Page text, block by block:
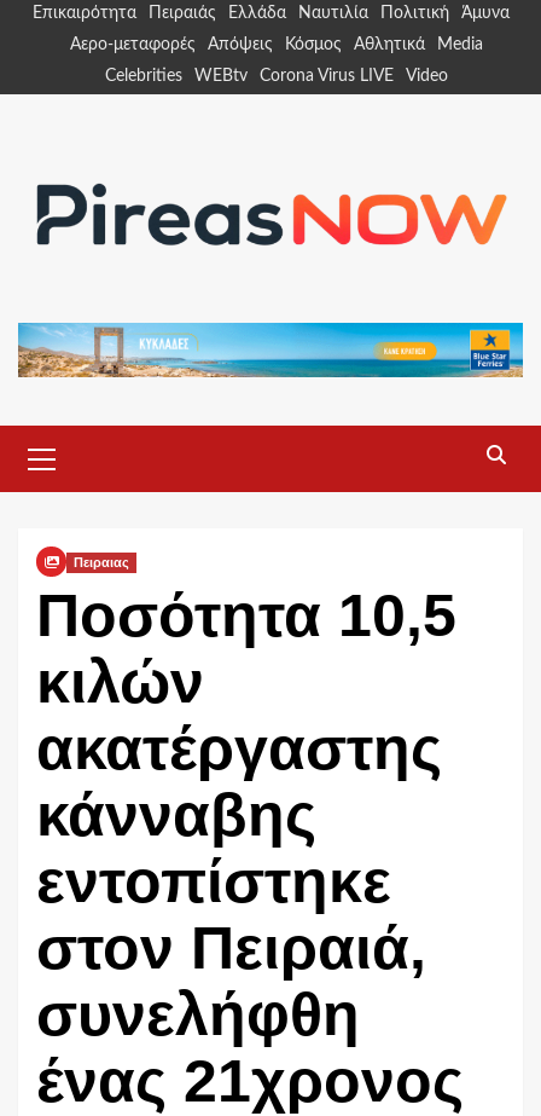
Επικαιρότητα Πειραιάς Ελλάδα Ναυτιλία Πολιτική
Άμυνα
Αερο-μεταφορές
Απόψεις Κόσμος Αθλητικά
Media
Celebrities
WEBtv Corona Virus LIVE Video
Menu
Πειραιας
Ποσότητα 10,5
κιλών
ακατέργαστης
κάνναβης
εντοπίστηκε
στον Πειραιά,
συνελήφθη
ένας 21χρονος